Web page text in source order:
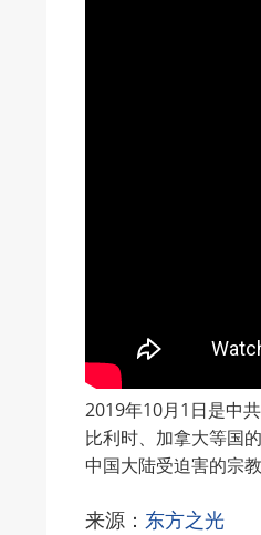
2019年10月1日是中
比利时、加拿大等国
中国大陆受迫害的宗教
来源： 东方之光